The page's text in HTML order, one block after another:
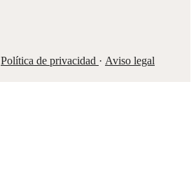
Política de privacidad · Aviso legal